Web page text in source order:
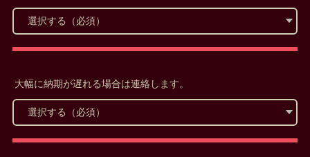
大幅に納期が遅れる場合は連絡します。